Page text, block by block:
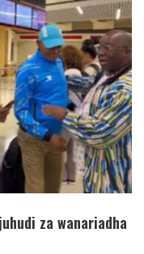
za wanariadha